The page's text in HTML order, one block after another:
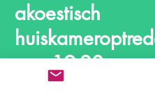
akoestisch
van 19-20 uur